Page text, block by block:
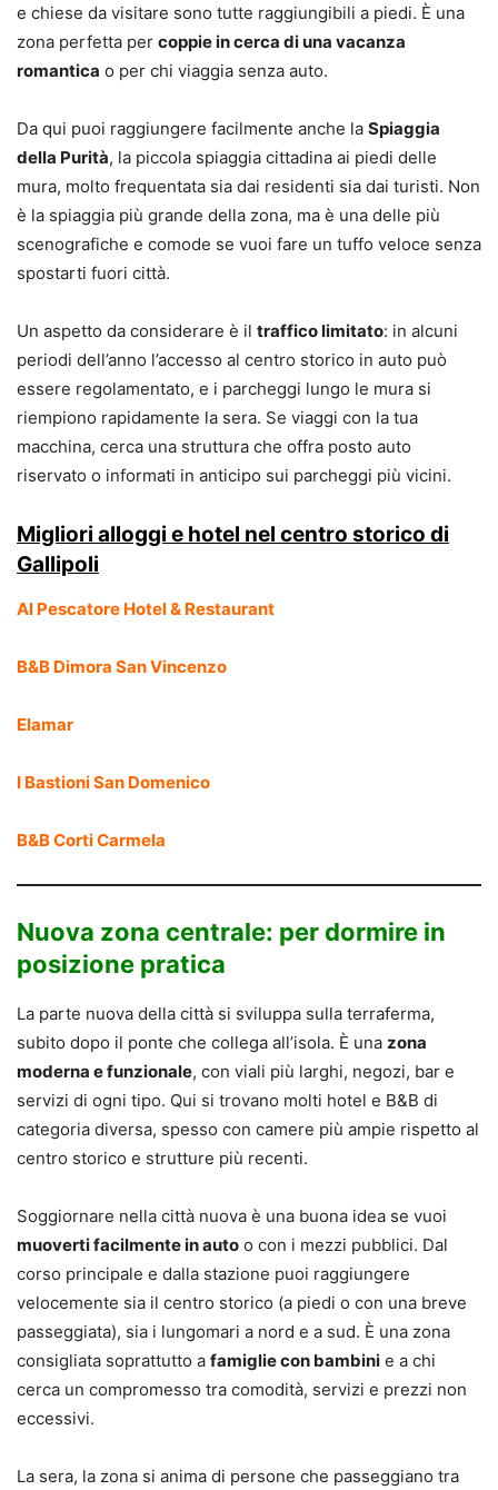
e chiese da visitare sono tutte raggiungibili a piedi. È una
zona perfetta per coppie in cerca di una vacanza
romantica o per chi viaggia senza auto.
Da qui puoi raggiungere facilmente anche la Spiaggia
della Purità, la piccola spiaggia cittadina ai piedi delle
mura, molto frequentata sia dai residenti sia dai turisti. Non
è la spiaggia più grande della zona, ma è una delle più
scenografiche e comode se vuoi fare un tuffo veloce senza
spostarti fuori città.
Un aspetto da considerare è il traffico limitato: in alcuni
periodi dell’anno l’accesso al centro storico in auto può
essere regolamentato, e i parcheggi lungo le mura si
riempiono rapidamente la sera. Se viaggi con la tua
macchina, cerca una struttura che offra posto auto
riservato o informati in anticipo sui parcheggi più vicini.
Migliori alloggi e hotel nel centro storico di
Gallipoli
Al Pescatore Hotel & Restaurant
B&B Dimora San Vincenzo
Elamar
I Bastioni San Domenico
B&B Corti Carmela
Nuova zona centrale: per dormire in
posizione pratica
La parte nuova della città si sviluppa sulla terraferma,
subito dopo il ponte che collega all’isola. È una zona
moderna e funzionale, con viali più larghi, negozi, bar e
servizi di ogni tipo. Qui si trovano molti hotel e B&B di
categoria diversa, spesso con camere più ampie rispetto al
centro storico e strutture più recenti.
Soggiornare nella città nuova è una buona idea se vuoi
muoverti facilmente in auto o con i mezzi pubblici. Dal
corso principale e dalla stazione puoi raggiungere
velocemente sia il centro storico (a piedi o con una breve
passeggiata), sia i lungomari a nord e a sud. È una zona
consigliata soprattutto a famiglie con bambini e a chi
cerca un compromesso tra comodità, servizi e prezzi non
eccessivi.
La sera, la zona si anima di persone che passeggiano tra